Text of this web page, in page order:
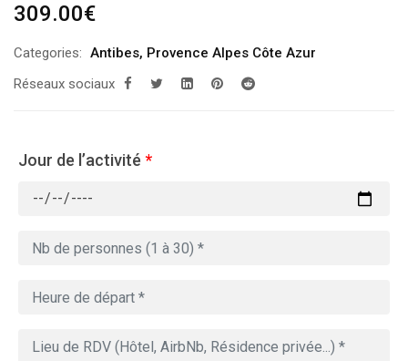
309.00€
Categories: Antibes, Provence Alpes Côte Azur
Réseaux sociaux
Jour de l’activité *